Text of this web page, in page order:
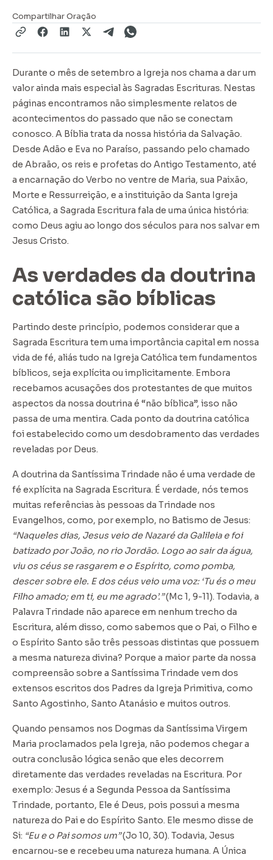
Compartilhar Oração
Durante o mês de setembro a Igreja nos chama a dar um
valor ainda mais especial às Sagradas Escrituras. Nestas
páginas encontramos não simplesmente relatos de
acontecimentos do passado que não se conectam
conosco. A Bíblia trata da nossa história da Salvação.
Desde Adão e Eva no Paraíso, passando pelo chamado
de Abraão, os reis e profetas do Antigo Testamento, até
a encarnação do Verbo no ventre de Maria, sua Paixão,
Morte e Ressurreição, e a instituição da Santa Igreja
Católica, a Sagrada Escritura fala de uma única história:
como Deus agiu ao longo dos séculos para nos salvar em
Jesus Cristo.
As verdades da doutrina
católica são bíblicas
Partindo deste princípio, podemos considerar que a
Sagrada Escritura tem uma importância capital em nossa
vida de fé, aliás tudo na Igreja Católica tem fundamentos
bíblicos, seja explícita ou implicitamente. Embora
recebamos acusações dos protestantes de que muitos
aspectos da nossa doutrina é “não bíblica”, isso não
passa de uma mentira. Cada ponto da doutrina católica
foi estabelecido como um desdobramento das verdades
reveladas por Deus.
A doutrina da Santíssima Trindade não é uma verdade de
fé explícita na Sagrada Escritura. É verdade, nós temos
muitas referências às pessoas da Trindade nos
Evangelhos, como, por exemplo, no Batismo de Jesus:
“Naqueles dias, Jesus veio de Nazaré da Galileia e foi
batizado por João, no rio Jordão. Logo ao sair da água,
viu os céus se rasgarem e o Espírito, como pomba,
descer sobre ele. E dos céus veio uma voz: ‘Tu és o meu
Filho amado; em ti, eu me agrado’.”(Mc 1, 9-11). Todavia, a
Palavra Trindade não aparece em nenhum trecho da
Escritura, além disso, como sabemos que o Pai, o Filho e
o Espírito Santo são três pessoas distintas que possuem
a mesma natureza divina? Porque a maior parte da nossa
compreensão sobre a Santíssima Trindade vem dos
extensos escritos dos Padres da Igreja Primitiva, como
Santo Agostinho, Santo Atanásio e muitos outros.
Quando pensamos nos Dogmas da Santíssima Virgem
Maria proclamados pela Igreja, não podemos chegar a
outra conclusão lógica senão que eles decorrem
diretamente das verdades reveladas na Escritura. Por
exemplo: Jesus é a Segunda Pessoa da Santíssima
Trindade, portanto, Ele é Deus, pois possui a mesma
natureza do Pai e do Espírito Santo. Ele mesmo disse de
Si: “Eu e o Pai somos um”(Jo 10, 30). Todavia, Jesus
encarnou-se e recebeu uma natureza humana. A Única